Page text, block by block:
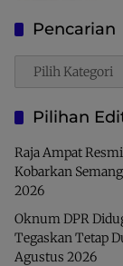
Pencarian
Pencarian
Pilihan
Raja Ampat
Kobarkan
2026
Oknum DPR
Tegaskan Tetap
Agustus 2026